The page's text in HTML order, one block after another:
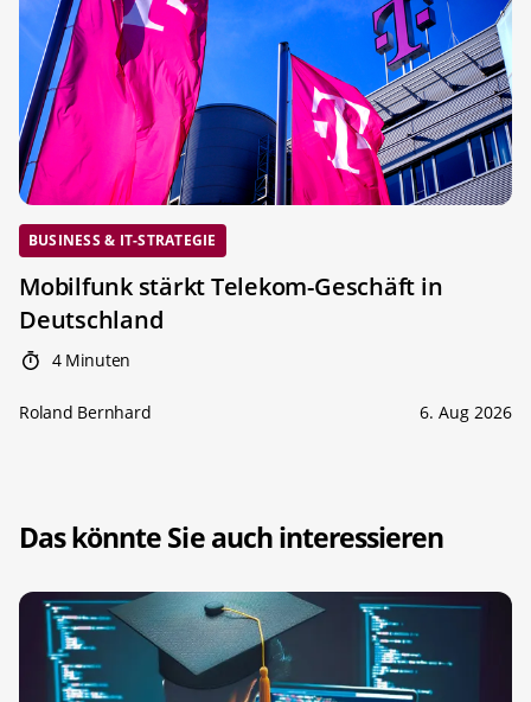
BUSINESS & IT-STRATEGIE
Mobilfunk stärkt Telekom-Geschäft in
Deutschland
4 Minuten
Roland Bernhard 6. Aug 2026
Das könnte Sie auch interessieren